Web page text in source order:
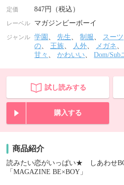
定価 847円（税込）
レーベル マガジンビーボーイ
ジャンル 学園 、 先生、制服、 スーツ
の、 王族、 人外、 メガネ
甘々 、かわいい、Dom/Sub
試し読みする
購入する
商品紹介
読みたい恋がいっぱい★ しあわせ
「MAGAZINE BE×BOY」